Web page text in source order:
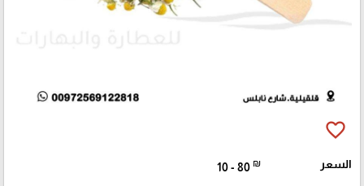
favorite_border
السعر 10 - 80 ₪